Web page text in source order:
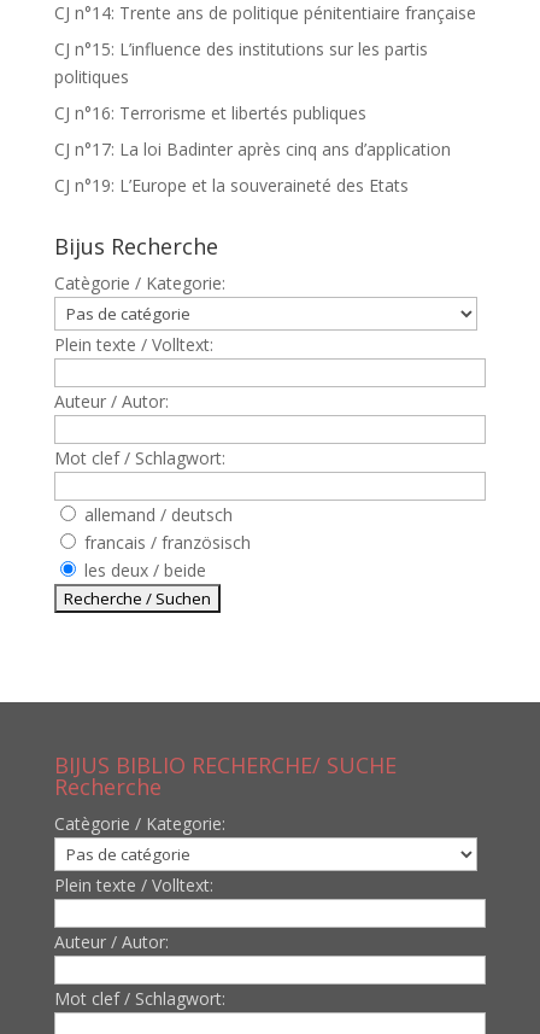
CJ n°14: Trente ans de politique pénitentiaire française
CJ n°15: L’influence des institutions sur les partis
politiques
CJ n°16: Terrorisme et libertés publiques
CJ n°17: La loi Badinter après cinq ans d’application
CJ n°19: L’Europe et la souveraineté des Etats
Bijus Recherche
Catègorie / Kategorie:
Plein texte / Volltext:
Auteur / Autor:
Mot clef / Schlagwort:
allemand / deutsch
francais / französisch
les deux / beide
BIJUS BIBLIO RECHERCHE/ SUCHE
Recherche
Catègorie / Kategorie:
Plein texte / Volltext:
Auteur / Autor:
Mot clef / Schlagwort: